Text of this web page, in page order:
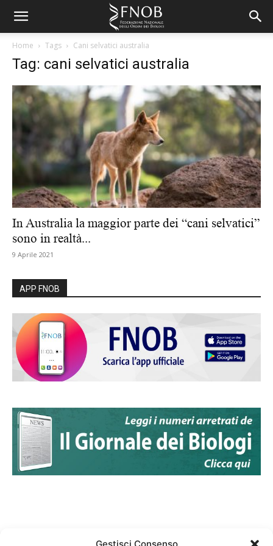
Home Tags Cani selvatici australia
Tag: cani selvatici australia
In Australia la maggior parte dei “cani selvatici”
sono in realtà...
9 Aprile 2021
APP FNOB